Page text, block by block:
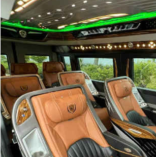
Phong Cảnh để đảm bảo hành trình
vào xe khách hay lịch trình cố định.